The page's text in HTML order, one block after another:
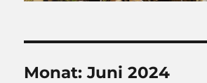
Monat:Juni 2024